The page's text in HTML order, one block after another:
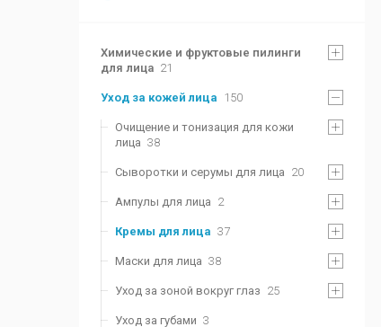
Химические и фруктовые пилинги
для лица 21
Уход за кожей лица 150
Очищение и тонизация для кожи
лица 38
Сыворотки и серумы для лица 20
Ампулы для лица 2
Кремы для лица 37
Маски для лица 38
Уход за зоной вокруг глаз 25
Уход за губами 3